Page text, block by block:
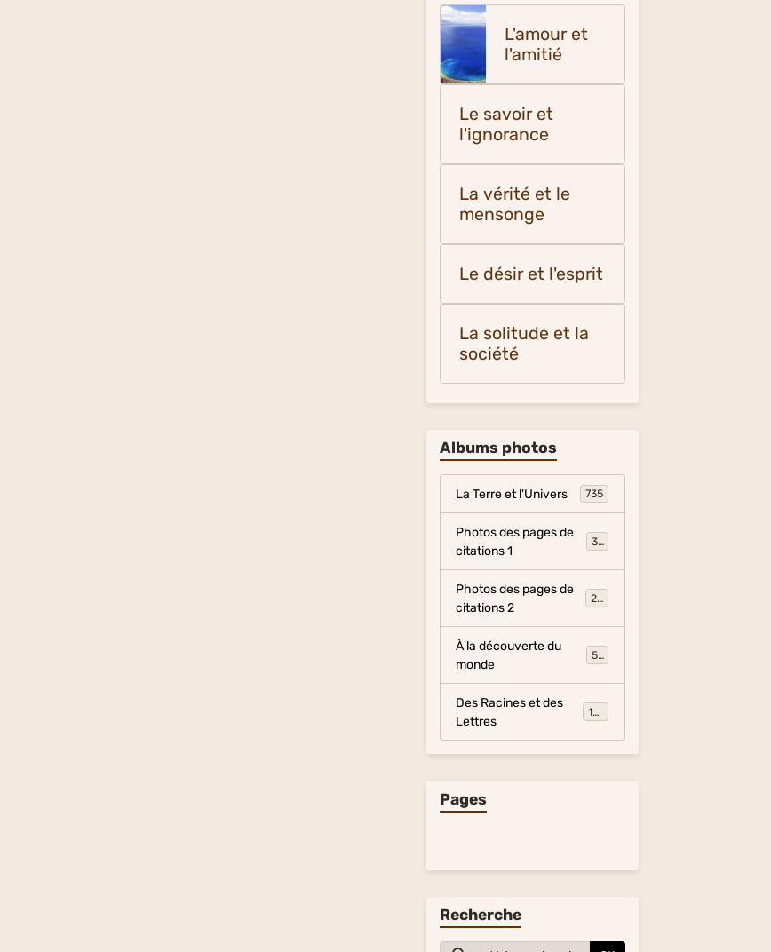
L'amour et
l'amitié
Le savoir et
l'ignorance
La vérité et le
mensonge
Le désir et l'esprit
La solitude et la
société
Albums photos
La Terre et l'Univers 735
Photos des pages de
citations 1
317
Photos des pages de
citations 2
281
À la découverte du
monde
54
Des Racines et des
Lettres
134
Pages
Recherche